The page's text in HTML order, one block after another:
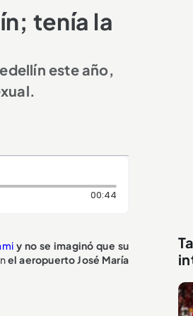
tenía la
este año,
00:44Duración: 44
y no se imaginó que su
el aeropuerto José María